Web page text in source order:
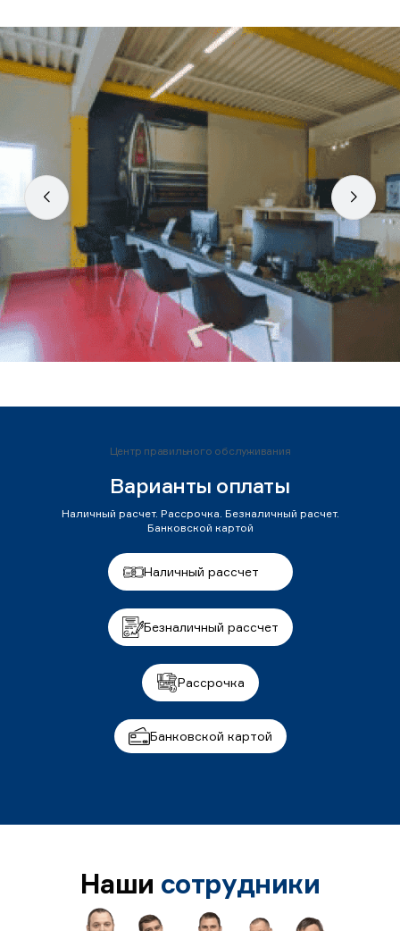
Центр правильного обслуживания
Варианты оплаты
Наличный расчет. Рассрочка. Безналичный расчет.
Банковской картой
Наличный рассчет
Безналичный рассчет
Рассрочка
Банковской картой
Наши сотрудники